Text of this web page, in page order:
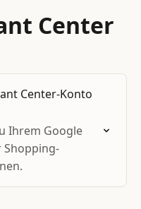
Center
Center-Konto
Ihrem Google
Shopping-